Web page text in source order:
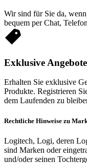
Wir sind für Sie da,
bequem per Chat,
Exklusive Angebote
Erhalten Sie exklusive
Produkte. Registrieren
dem Laufenden zu
Rechtliche Hinweise zu
Logitech, Logi, deren
sind Marken oder
und/oder seinen